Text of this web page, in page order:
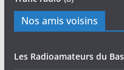
Nos amis voisins
Les Radioamateurs du